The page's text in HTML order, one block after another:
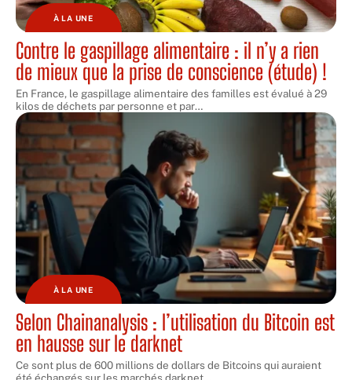
À LA UNE
Contre le gaspillage alimentaire : il n’y a rien
de mieux que la prise de conscience (étude) !
En France, le gaspillage alimentaire des familles est évalué à 29
kilos de déchets par personne et par…
À LA UNE
Selon Chainanalysis : l’utilisation du Bitcoin est
en hausse sur le darknet
Ce sont plus de 600 millions de dollars de Bitcoins qui auraient